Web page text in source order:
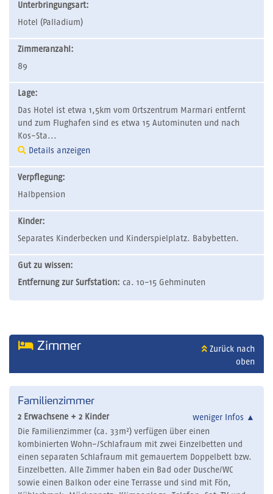
Unterbringungsart:
Hotel (Palladium)
Zimmeranzahl:
89
Lage:
Das Hotel ist etwa 1,5km vom Ortszentrum Marmari entfernt
und zum Flughafen sind es etwa 15 Autominuten und nach
Kos-Sta...
Details anzeigen
Verpflegung:
Halbpension
Kinder:
Separates Kinderbecken und Kinderspielplatz. Babybetten.
Gut zu wissen:
Entfernung zur Surfstation: ca. 10-15 Gehminuten
Zimmer
Zurück nach
oben
Familienzimmer
2 Erwachsene + 2 Kinder weniger Infos ▲
Die Familienzimmer (ca. 33m²) verfügen über einen
kombinierten Wohn-/Schlafraum mit zwei Einzelbetten und
einen separaten Schlafraum mit gemauertem Doppelbett bzw.
Einzelbetten. Alle Zimmer haben ein Bad oder Dusche/WC
sowie einen Balkon oder eine Terrasse und sind mit Fön,